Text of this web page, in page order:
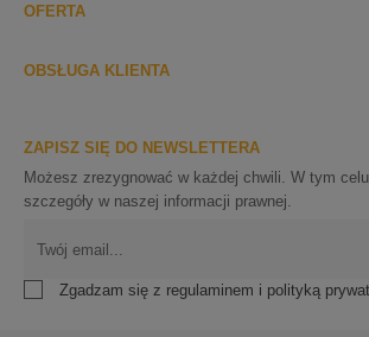
OFERTA
OBSŁUGA KLIENTA
ZAPISZ SIĘ DO NEWSLETTERA
Możesz zrezygnować w każdej chwili. W tym
szczegóły w naszej informacji prawnej.
Zgadzam się z regulaminem i polityką